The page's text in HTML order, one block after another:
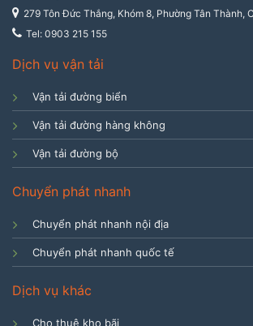
279 Tôn Đức Thắng, Khóm 8, Phường Tân Thành,
Tel: 0903 215 155
Dịch vụ vận tải
Vận tải đường biển
Vận tải đường hàng không
Vận tải đường bộ
Chuyển phát nhanh
Chuyển phát nhanh nội địa
Chuyển phát nhanh quốc tế
Dịch vụ khác
Cho thuê kho bãi